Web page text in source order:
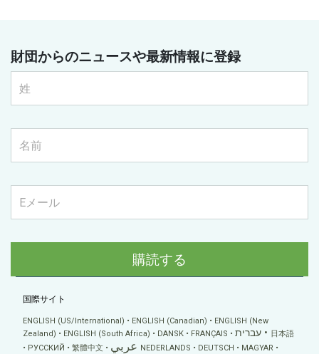
財団からのニュースや最新情報に登録
購読する
国際サイト
ENGLISH (US/International) ENGLISH (Canadian)
ENGLISH (New
Zealand)
ENGLISH (South Africa) DANSK FRANÇAIS עברית
日本語
РУССКИЙ
繁體中文 عربي NEDERLANDS DEUTSCH MAGYAR